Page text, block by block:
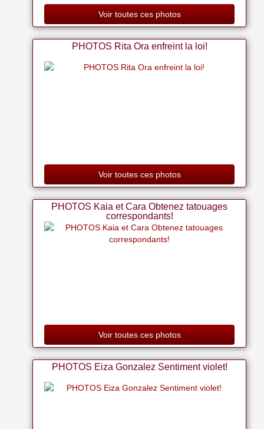
Voir toutes ces photos
PHOTOS Rita Ora enfreint la loi!
Voir toutes ces photos
PHOTOS Kaia et Cara Obtenez tatouages
correspondants!
Voir toutes ces photos
PHOTOS Eiza Gonzalez Sentiment violet!